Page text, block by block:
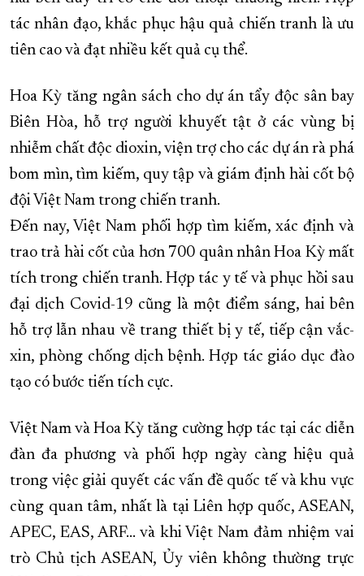
tác nhân đạo, khắc phục hậu quả chiến tranh là ưu
tiên cao và đạt nhiều kết quả cụ thể.
Hoa Kỳ tăng ngân sách cho dự án tẩy độc sân bay
Biên Hòa, hỗ trợ người khuyết tật ở các vùng bị
nhiễm chất độc dioxin, viện trợ cho các dự án rà phá
bom mìn, tìm kiếm, quy tập và giám định hài cốt bộ
đội Việt Nam trong chiến tranh.
Đến nay, Việt Nam phối hợp tìm kiếm, xác định và
trao trả hài cốt của hơn 700 quân nhân Hoa Kỳ mất
tích trong chiến tranh. Hợp tác y tế và phục hồi sau
đại dịch Covid-19 cũng là một điểm sáng, hai bên
hỗ trợ lẫn nhau về trang thiết bị y tế, tiếp cận vắc-
xin, phòng chống dịch bệnh. Hợp tác giáo dục đào
tạo có bước tiến tích cực.
Việt Nam và Hoa Kỳ tăng cường hợp tác tại các diễn
đàn đa phương và phối hợp ngày càng hiệu quả
trong việc giải quyết các vấn đề quốc tế và khu vực
cùng quan tâm, nhất là tại Liên hợp quốc, ASEAN,
APEC, EAS, ARF... và khi Việt Nam đảm nhiệm vai
trò Chủ tịch ASEAN, Ủy viên không thường trực